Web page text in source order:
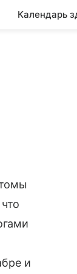
Календарь
и